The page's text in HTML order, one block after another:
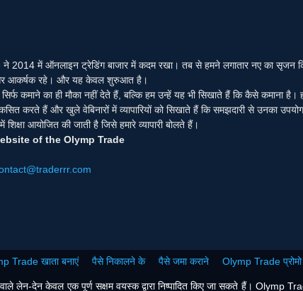
2014 में ऑनलाइन ट्रेडिंग बाजार में कदम रखा। तब से हमने लगातार नए का सृजन
और आकर्षक रहे। और यह केवल शुरुआत है।
सिर्फ कमाने का ही मौका नहीं देते हैं, बल्कि हम उन्हें यह भी सिखाते हैं कि कैसे कमाना
करते हैं और खुले वेबिनारों में व्यापारियों को सिखाते हैं कि समझदारी से उनका
आयोजित की जाती है जिसे हमारे व्यापारी बोलते हैं।
of the Olymp Trade
Trade खाता बनाएं पैसे निकालने के पैसे जमा कराने Olymp Trade
लेन-देन केवल एक पूर्ण सक्षम वयस्क द्वारा निष्पादित किए जा सकते हैं। Olymp